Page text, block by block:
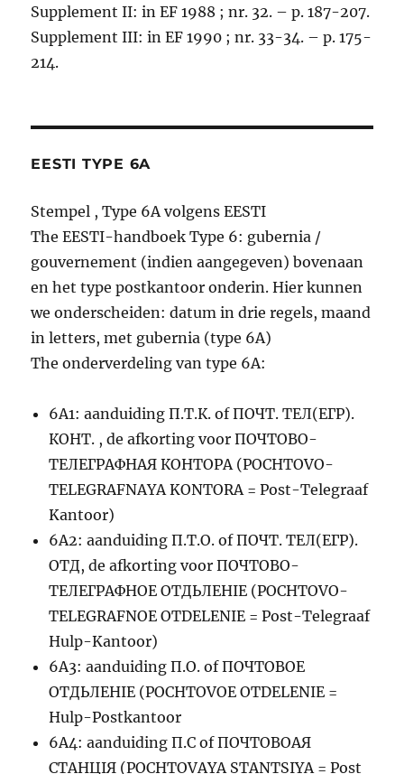
Supplement II: in EF 1988 ; nr. 32. – p. 187-207.
Supplement III: in EF 1990 ; nr. 33-34. – p. 175-
214.
EESTI TYPE 6A
Stempel , Type 6A volgens EESTI
The EESTI-handboek Type 6: gubernia /
gouvernement (indien aangegeven) bovenaan
en het type postkantoor onderin. Hier kunnen
we onderscheiden: datum in drie regels, maand
in letters, met gubernia (type 6A)
The onderverdeling van type 6A:
6A1: aanduiding П.Т.К. of ПОЧТ. ТЕЛ(ЕГР).
КОНТ. , de afkorting voor ПОЧТОВО-
ТЕЛЕГРАФНАЯ КОНТОРА (POCHTOVO-
TELEGRAFNAYA KONTORA = Post-Telegraaf
Kantoor)
6A2: aanduiding П.Т.О. of ПОЧТ. ТЕЛ(ЕГР).
ОТД, de afkorting voor ПОЧТОВО-
ТЕЛЕГРАФНОЕ ОТДЬЛЕНIЕ (POCHTOVO-
TELEGRAFNOE OTDELENIE = Post-Telegraaf
Hulp-Kantoor)
6A3: aanduiding П.О. of ПОЧТОВОЕ
ОТДЬЛЕНIЕ (POCHTOVOE OTDELENIE =
Hulp-Postkantoor
6A4: aanduiding П.С of ПОЧТОВОАЯ
СТАНЦIЯ (POCHTOVAYA STANTSIYA = Post